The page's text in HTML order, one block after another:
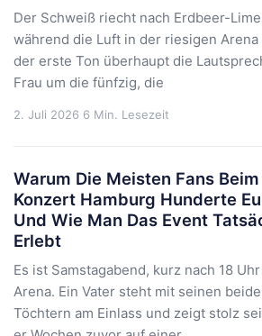
Der Schweiß riecht nach Erdbeer-
während die Luft in der riesigen
der erste Ton überhaupt die
Frau um die fünfzig, die
2. Juli 2026 6 Min. Lesezeit
Warum Die Meisten Fans
Konzert Hamburg Hunderte
Und Wie Man Das Event
Erlebt
Es ist Samstagabend, kurz nach 18
Arena. Ein Vater steht mit seinen
Töchtern am Einlass und zeigt stolz